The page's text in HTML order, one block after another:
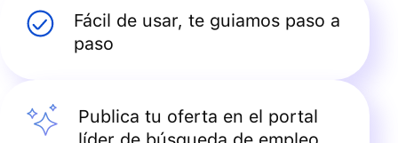
Fácil de usar, te guiamos paso a
paso
Publica tu oferta en el portal